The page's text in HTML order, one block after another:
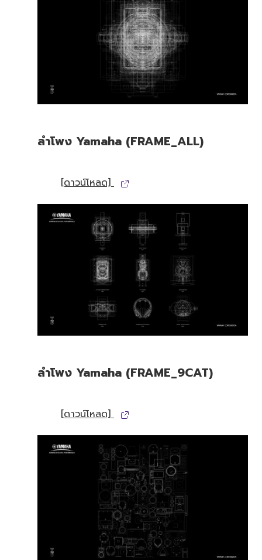
ลำโพง Yamaha (FRAME_ALL)
[ดาวน์โหลด]
ลำโพง Yamaha (FRAME_9CAT)
[ดาวน์โหลด]